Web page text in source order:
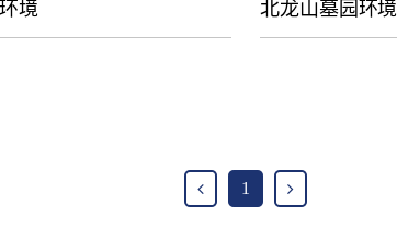
境 北龙山墓园环境
1